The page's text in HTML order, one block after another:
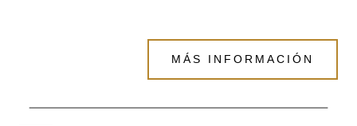
MÁS INFORMACIÓN